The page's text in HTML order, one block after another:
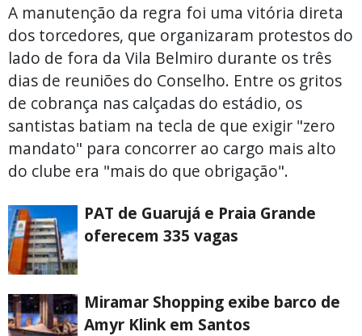
A manutenção da regra foi uma vitória direta
dos torcedores, que organizaram protestos do
lado de fora da Vila Belmiro durante os três
dias de reuniões do Conselho. Entre os gritos
de cobrança nas calçadas do estádio, os
santistas batiam na tecla de que exigir "zero
mandato" para concorrer ao cargo mais alto
do clube era "mais do que obrigação".
PAT de Guarujá e Praia Grande
oferecem 335 vagas
Miramar Shopping exibe barco de
Amyr Klink em Santos